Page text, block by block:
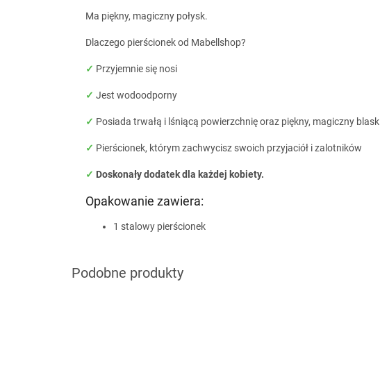
Ma piękny, magiczny połysk.
Dlaczego pierścionek od Mabellshop?
✓ Przyjemnie się nosi
✓ Jest wodoodporny
✓ Posiada trwałą i lśniącą powierzchnię oraz piękny, magiczny blask
✓ Pierścionek, którym zachwycisz swoich przyjaciół i zalotników
✓ Doskonały dodatek dla każdej kobiety.
Opakowanie zawiera:
1 stalowy pierścionek